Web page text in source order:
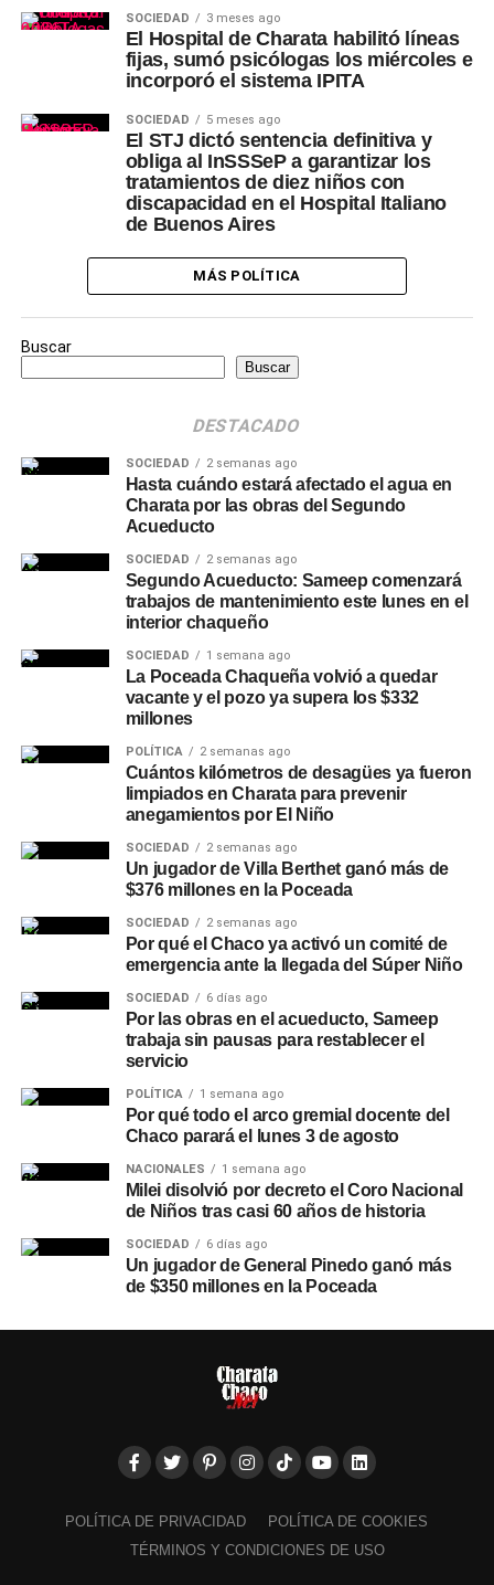
SOCIEDAD 3 meses ago
El Hospital de Charata habilitó líneas
fijas, sumó psicólogas los miércoles e
incorporó el sistema IPITA
SOCIEDAD 5 meses ago
El STJ dictó sentencia definitiva y
obliga al InSSSeP a garantizar los
tratamientos de diez niños con
discapacidad en el Hospital Italiano
de Buenos Aires
MÁS POLÍTICA
Buscar
Buscar
DESTACADO
SOCIEDAD 2 semanas ago
Hasta cuándo estará afectado el agua en
Charata por las obras del Segundo
Acueducto
SOCIEDAD 2 semanas ago
Segundo Acueducto: Sameep comenzará
trabajos de mantenimiento este lunes en el
interior chaqueño
SOCIEDAD 1 semana ago
La Poceada Chaqueña volvió a quedar
vacante y el pozo ya supera los $332
millones
POLÍTICA 2 semanas ago
Cuántos kilómetros de desagües ya fueron
limpiados en Charata para prevenir
anegamientos por El Niño
SOCIEDAD 2 semanas ago
Un jugador de Villa Berthet ganó más de
$376 millones en la Poceada
SOCIEDAD 2 semanas ago
Por qué el Chaco ya activó un comité de
emergencia ante la llegada del Súper Niño
SOCIEDAD 6 días ago
Por las obras en el acueducto, Sameep
trabaja sin pausas para restablecer el
servicio
POLÍTICA 1 semana ago
Por qué todo el arco gremial docente del
Chaco parará el lunes 3 de agosto
NACIONALES 1 semana ago
Milei disolvió por decreto el Coro Nacional
de Niños tras casi 60 años de historia
SOCIEDAD 6 días ago
Un jugador de General Pinedo ganó más
de $350 millones en la Poceada
POLÍTICA DE PRIVACIDAD
POLÍTICA DE COOKIES
TÉRMINOS Y CONDICIONES DE USO